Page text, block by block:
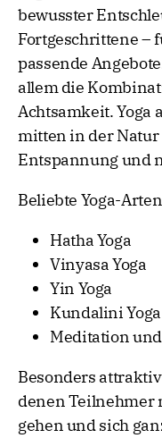
bewusster
Fortgeschrittene –
passende
allem die
Achtsamkeit. Yoga
mitten in der
Entspannung und
Beliebte Yoga-
Hatha Yoga
Vinyasa Yoga
Yin Yoga
Kundalini Yoga
Meditation
Besonders
denen Teilnehmer
gehen und sich